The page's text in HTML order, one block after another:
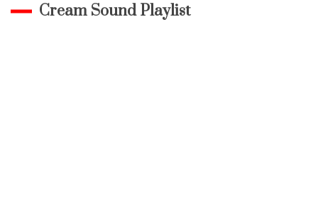
Cream Sound Playlist